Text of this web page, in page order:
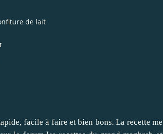
de lait
facile à faire et bien bons. La recette me